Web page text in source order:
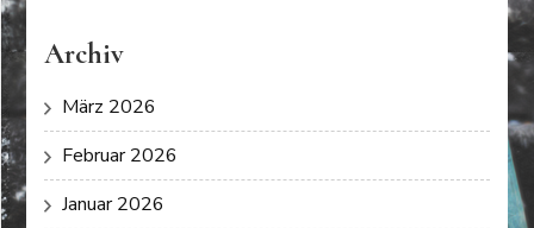
Archiv
März 2026
Februar 2026
Januar 2026